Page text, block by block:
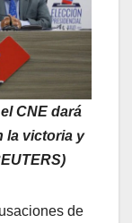
CNE dará
la victoria y
de